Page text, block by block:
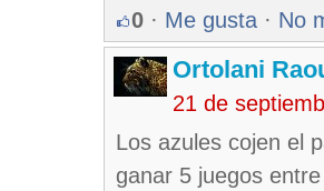
0 · Me gusta · No
Ortolani
21 de
Los azules cojen el
ganar 5 juegos